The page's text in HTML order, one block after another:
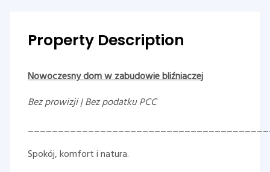
Property Description
Nowoczesny dom w zabudowie bliźniaczej
Bez prowizji | Bez podatku PCC
Spokój, komfort i natura.